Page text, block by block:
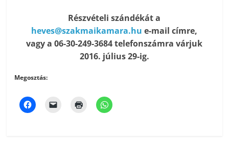
Részvételi szándékát a
heves@szakmaikamara.hu e-mail címre,
vagy a 06-30-249-3684 telefonszámra várjuk
2016. július 29-ig.
Megosztás: